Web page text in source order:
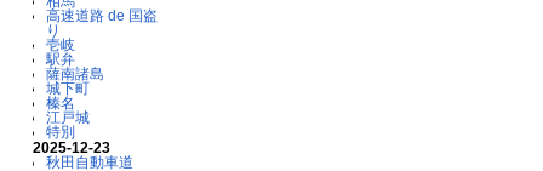
高速道路 de 国盗
り
壱岐
駅弁
薩南諸島
城下町
榛名
江戸城
特別
2025-12-23
秋田自動車道